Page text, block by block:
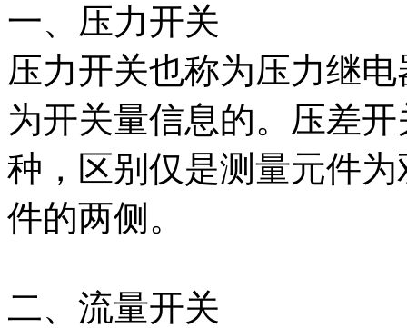
一、压力开关
压力开关也称为压力继
为开关量信息的。压差
种，区别仅是测量元件
件的两侧。
二、流量开关